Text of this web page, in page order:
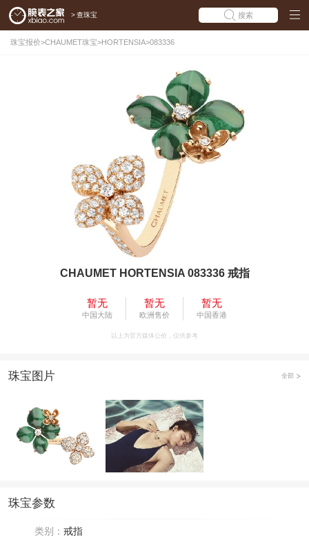
> 查珠宝 搜索
珠宝报价>CHAUMET珠宝>HORTENSIA>083336
CHAUMET HORTENSIA 083336 戒指
暂无
中国大陆
暂无
欧洲售价
暂无
中国香港
以上为官方媒体公价，仅供参考
珠宝图片 全部
珠宝参数
类别： 戒指